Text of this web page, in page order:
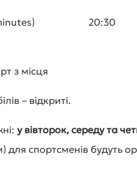
minutes) 20:30
з місця
– відкриті.
у вівторок, середу та
спортсменів будуть